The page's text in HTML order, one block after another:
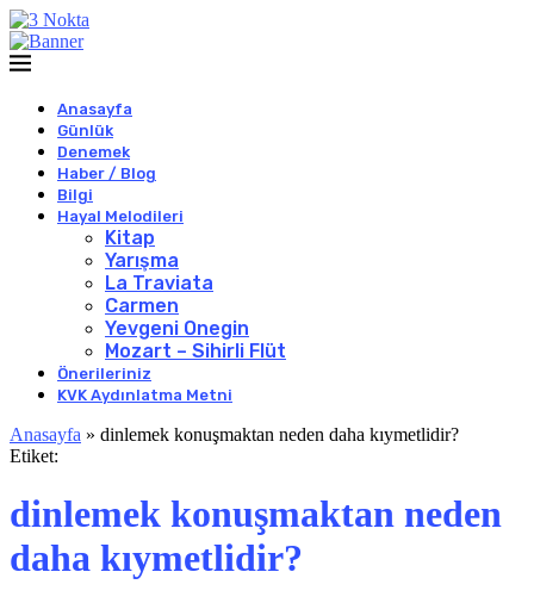
Anasayfa
Günlük
Denemek
Haber / Blog
Bilgi
Hayal Melodileri
Kitap
Yarışma
La Traviata
Carmen
Yevgeni Onegin
Mozart – Sihirli Flüt
Önerileriniz
KVK Aydınlatma Metni
Anasayfa » dinlemek konuşmaktan neden daha kıymetlidir?
Etiket:
dinlemek konuşmaktan neden
daha kıymetlidir?